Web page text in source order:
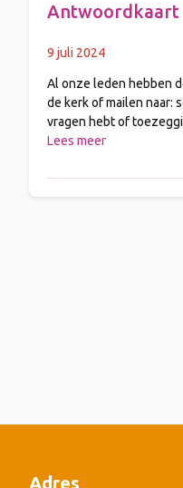
Antwoordkaart
9 juli 2024
Al onze leden hebben
de kerk of mailen naar:
vragen hebt of
Lees meer
Adres